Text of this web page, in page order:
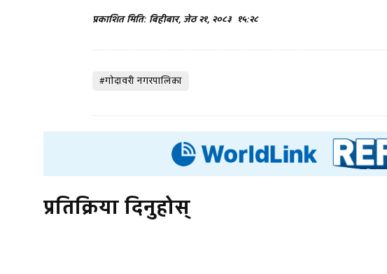
प्रकाशित मिति: बिहीबार, जेठ २१, २०८३ १५:२८
#गाेदावरी नगरपालिका
प्रतिक्रिया दिनुहोस्